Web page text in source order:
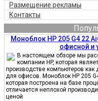
Размещение рекламы
Контакты
Моноблок HP 205 G4 22
офисной и
В настоящем обзоре мы
компании HP, которая
производстве компьютеров
для офисов. Моноблок HP 205
которая построена на базе
отличается неплохой
ценой